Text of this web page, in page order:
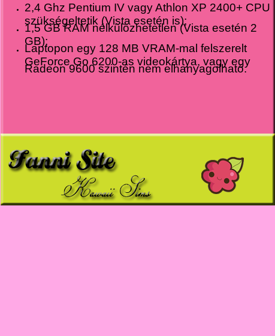
2,4 Ghz Pentium IV vagy Athlon XP 2400+ CPU
szükségeltetik (Vista esetén is);
1,5 GB RAM nélkülözhetetlen (Vista esetén 2
GB);
Laptopon egy 128 MB VRAM-mal felszerelt
GeForce Go 6200-as videokártya, vagy egy
Radeon 9600 szintén nem elhanyagolható.